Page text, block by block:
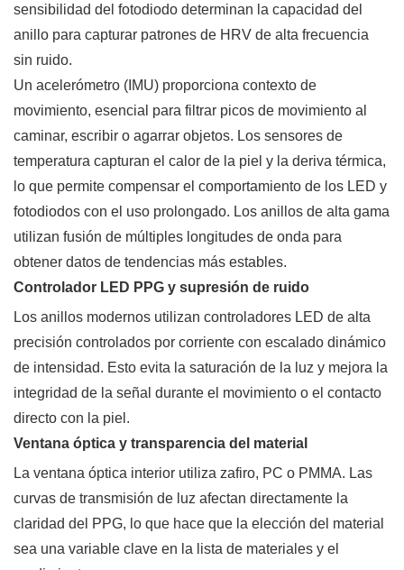
sensibilidad del fotodiodo determinan la capacidad del
anillo para capturar patrones de HRV de alta frecuencia
sin ruido.
Un acelerómetro (IMU) proporciona contexto de
movimiento, esencial para filtrar picos de movimiento al
caminar, escribir o agarrar objetos. Los sensores de
temperatura capturan el calor de la piel y la deriva térmica,
lo que permite compensar el comportamiento de los LED y
fotodiodos con el uso prolongado. Los anillos de alta gama
utilizan fusión de múltiples longitudes de onda para
obtener datos de tendencias más estables.
Controlador LED PPG y supresión de ruido
Los anillos modernos utilizan controladores LED de alta
precisión controlados por corriente con escalado dinámico
de intensidad. Esto evita la saturación de la luz y mejora la
integridad de la señal durante el movimiento o el contacto
directo con la piel.
Ventana óptica y transparencia del material
La ventana óptica interior utiliza zafiro, PC o PMMA. Las
curvas de transmisión de luz afectan directamente la
claridad del PPG, lo que hace que la elección del material
sea una variable clave en la lista de materiales y el